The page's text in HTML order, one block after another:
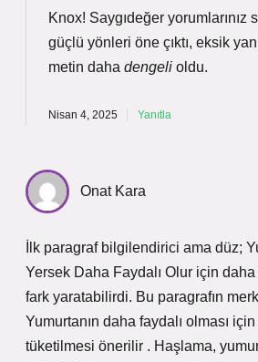
Knox! Saygıdeğer yorumlarınız
güçlü yönleri öne çıktı, eksik
metin daha dengeli oldu.
Nisan 4, 2025 Yanıtla
Onat Kara
İlk paragraf bilgilendirici ama düz;
Yersek Daha Faydalı Olur için daha
fark yaratabilirdi. Bu paragrafın
Yumurtanın daha faydalı olması
tüketilmesi önerilir . Haşlama,